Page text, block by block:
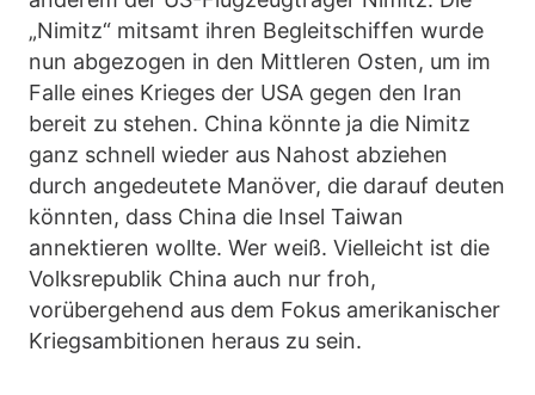
„Nimitz“ mitsamt ihren Begleitschiffen wurde
nun abgezogen in den Mittleren Osten, um im
Falle eines Krieges der USA gegen den Iran
bereit zu stehen. China könnte ja die Nimitz
ganz schnell wieder aus Nahost abziehen
durch angedeutete Manöver, die darauf deuten
könnten, dass China die Insel Taiwan
annektieren wollte. Wer weiß. Vielleicht ist die
Volksrepublik China auch nur froh,
vorübergehend aus dem Fokus amerikanischer
Kriegsambitionen heraus zu sein.